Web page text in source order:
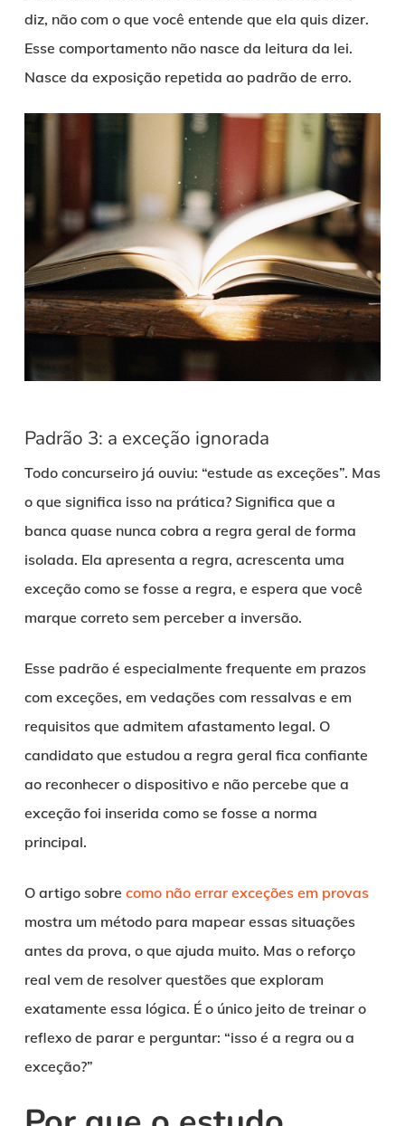
diz, não com o que você entende que ela quis dizer.
Esse comportamento não nasce da leitura da lei.
Nasce da exposição repetida ao padrão de erro.
Padrão 3: a exceção ignorada
Todo concurseiro já ouviu: “estude as exceções”. Mas
o que significa isso na prática? Significa que a
banca quase nunca cobra a regra geral de forma
isolada. Ela apresenta a regra, acrescenta uma
exceção como se fosse a regra, e espera que você
marque correto sem perceber a inversão.
Esse padrão é especialmente frequente em prazos
com exceções, em vedações com ressalvas e em
requisitos que admitem afastamento legal. O
candidato que estudou a regra geral fica confiante
ao reconhecer o dispositivo e não percebe que a
exceção foi inserida como se fosse a norma
principal.
O artigo sobre como não errar exceções em provas
mostra um método para mapear essas situações
antes da prova, o que ajuda muito. Mas o reforço
real vem de resolver questões que exploram
exatamente essa lógica. É o único jeito de treinar o
reflexo de parar e perguntar: “isso é a regra ou a
exceção?”